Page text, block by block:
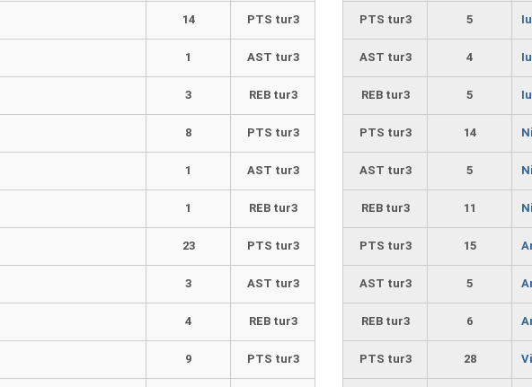
14 PTS tur3
1 AST tur3
3 REB tur3
8 PTS tur3
1 AST tur3
1 REB tur3
23 PTS tur3
3 AST tur3
4 REB tur3
9 PTS tur3
PTS tur3 5
AST tur3 4
REB tur3 5
PTS tur3 14
AST tur3 5
REB tur3 11
PTS tur3 15
AST tur3 5
REB tur3 6
PTS tur3 28